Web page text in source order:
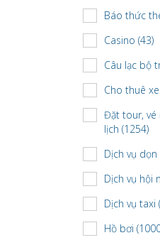
Báo thức
Casino (43)
Câu lạc bộ
Cho thuê
Đặt tour, vé
lịch (1254)
Dịch vụ
Dịch vụ hội
Dịch vụ taxi
Hồ bơi